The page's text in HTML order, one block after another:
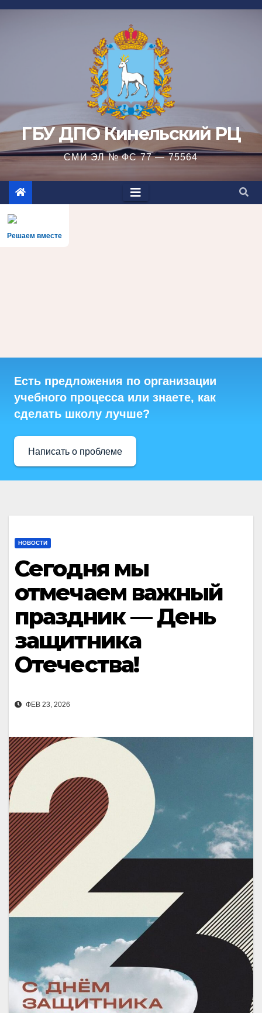
Перейти
ГБУ ДПО Кинельский РЦ
СМИ ЭЛ № ФС 77 — 75564
Решаем вместе
Есть предложения по организации
учебного процесса или знаете, как
сделать школу лучше?
Написать о проблеме
НОВОСТИ
Сегодня мы
отмечаем важный
праздник — День
защитника
Отечества!
ФЕВ 23, 2026